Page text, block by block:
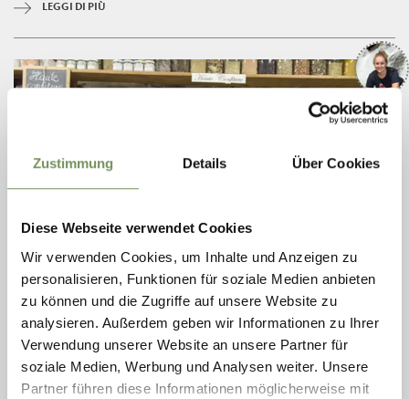
Zustimmung Details Über Cookies
Diese Webseite verwendet Cookies
Wir verwenden Cookies, um Inhalte und Anzeigen zu
personalisieren, Funktionen für soziale Medien anbieten
zu können und die Zugriffe auf unsere Website zu
analysieren. Außerdem geben wir Informationen zu Ihrer
Verwendung unserer Website an unsere Partner für
soziale Medien, Werbung und Analysen weiter. Unsere
Partner führen diese Informationen möglicherweise mit
LEGGI DI PIÙ
ANNA GÖTSCH
JANETT PLATINO
Chef di cucina selvatica ed appassionata per i prodotti fatti in casa